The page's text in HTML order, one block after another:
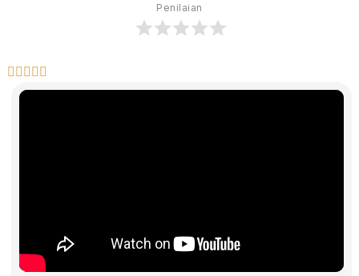
Penilaian
    